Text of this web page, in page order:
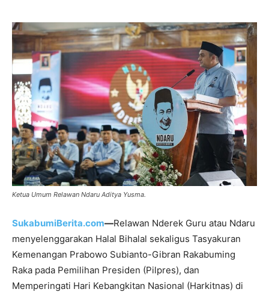
Ketua Umum Relawan Ndaru Aditya Yusma.
SukabumiBerita.com—Relawan Nderek Guru atau Ndaru
menyelenggarakan Halal Bihalal sekaligus Tasyakuran
Kemenangan Prabowo Subianto-Gibran Rakabuming
Raka pada Pemilihan Presiden (Pilpres), dan
Memperingati Hari Kebangkitan Nasional (Harkitnas) di